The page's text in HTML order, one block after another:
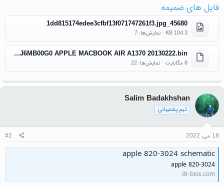
فایل های ضمیمه
45680_1dd815174edee3cfbf13f071747261f3.jpg
104.3 KB · نمایش‌ها: 7
K78 051-8871 820-3024-B CF3E 21PJ6MB00G0 APPLE MACBOOK AIR A1370 20130222.bin
8 مگابایت · نمایش‌ها: 22
Salim Badakhshan
تیم پشتیبانی
18 می 2022 #2
apple 820-3024 schematic
apple 820-3024
dr-bios.com